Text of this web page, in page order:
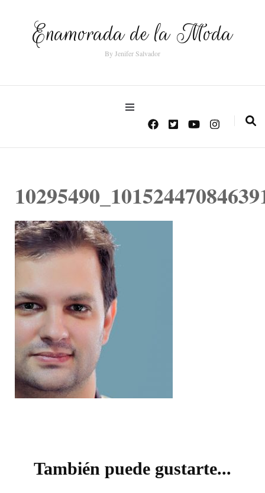
Enamorada de la Moda
By Jenifer Salvador
entradas
También puede gustarte...